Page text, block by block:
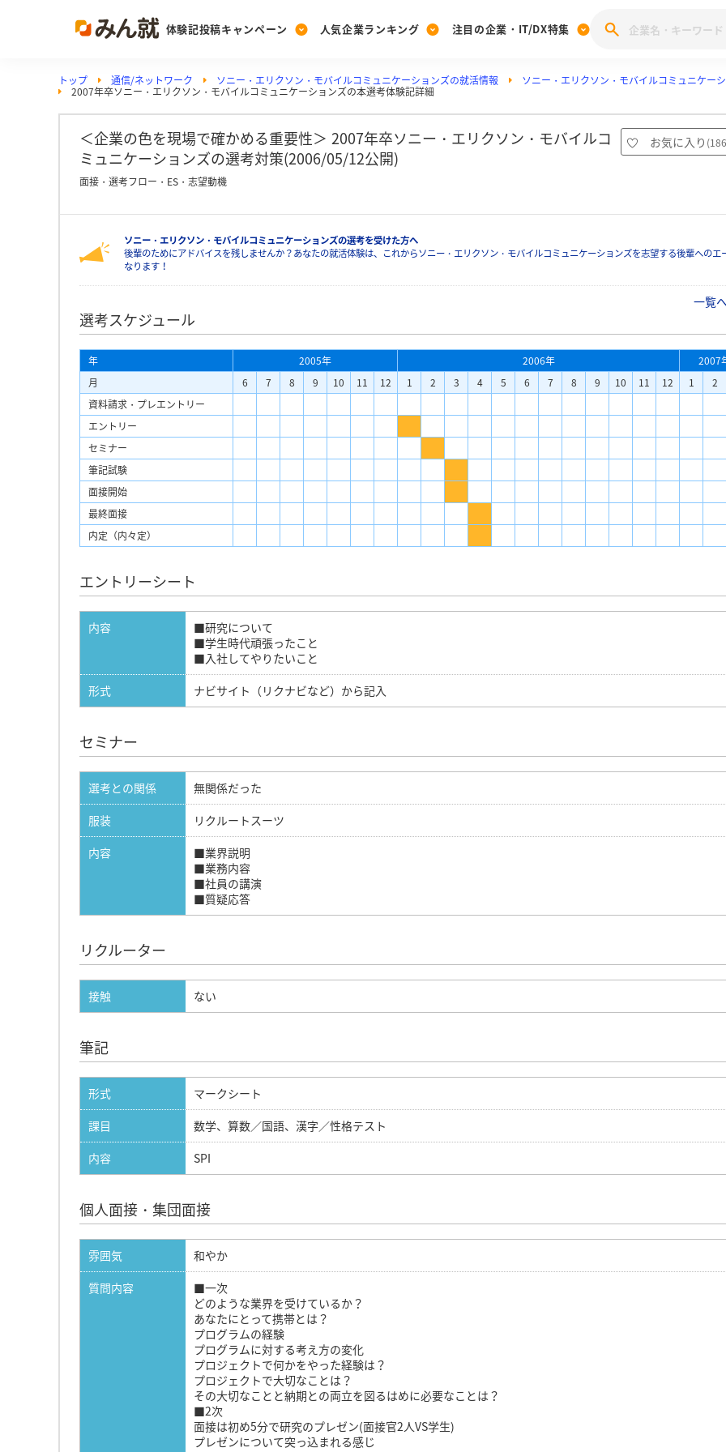
体験記投稿キャンペーン
Post
人気企業ランキング
Ranking
みんなのDX企業就職ブランド調査
投票する
注目の企業・IT/DX特集
PickUp
28卒 注目企業特集 27卒 注目企業特集
注目のIT・DX企業特集
動画で知ろう！業界・企業研究
トップ 通信/ネットワーク ソニー・エリクソン・モバイルコミュニケーションズの就活情報 ソニー・エリクソン・モバイルコミュニケー
2007年卒ソニー・エリクソン・モバイルコミュニケーションズの本選考体験記詳細
＜企業の色を現場で確かめる重要性＞ 2007年卒ソニー・エリクソン・モバイルコ
ミュニケーションズの選考対策(2006/05/12公開)
お気に入り (
面接・選考フロー・ES・志望動機
ソニー・エリクソン・モバイルコミュニケーションズの選考を受けた方へ
後輩のためにアドバイスを残しませんか？あなたの就活体験は、これからソニー・エリクソン・モバイルコミュニケーションズを志望する後輩へのエ
なります！
一覧
選考スケジュール
年 2005年 2006年
2007
月
6 7 8 9 10 11 12 1 2 3 4 5 6 7 8 9 10 11 12 1
2
資料請求・プレエントリー
エントリー
セミナー
筆記試験
面接開始
最終面接
内定（内々定）
エントリーシート
内容
■研究について
■学生時代頑張ったこと
■入社してやりたいこと
形式
ナビサイト（リクナビなど）から記入
セミナー
選考との関係
無関係だった
服装
リクルートスーツ
内容
■業界説明
■業務内容
■社員の講演
■質疑応答
リクルーター
接触 ない
筆記
形式
マークシート
課目
数学、算数／国語、漢字／性格テスト
内容
SPI
個人面接・集団面接
雰囲気
和やか
質問内容
■一次
どのような業界を受けているか？
あなたにとって携帯とは？
プログラムの経験
プログラムに対する考え方の変化
プロジェクトで何かをやった経験は？
プロジェクトで大切なことは？
その大切なことと納期との両立を図るはめに必要なことは？
■2次
面接は初め5分で研究のプレゼン(面接官2人VS学生)
プレゼンについて突っ込まれる感じ